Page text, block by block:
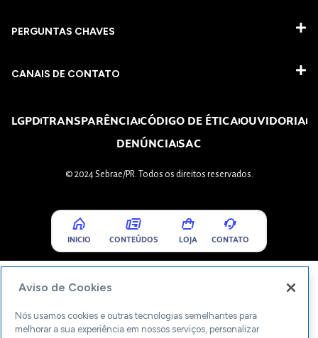
PERGUNTAS CHAVES​
CANAIS DE CONTATO
LGPDTRANSPARÊNCIACÓDIGO DE ÉTICAOUVIDORIA
DENÚNCIASAC
© 2024 Sebrae/PR. Todos os direitos reservados.
INICIO CONTEÚDOS LOJA CONTATO
Aviso de Cookies
Nós usamos cookies e outras tecnologias semelhantes para
melhorar a sua experiência em nossos serviços, personalizar